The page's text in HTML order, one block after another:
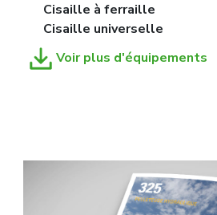
Cisaille à ferraille
Cisaille universelle
Voir plus d'équipements